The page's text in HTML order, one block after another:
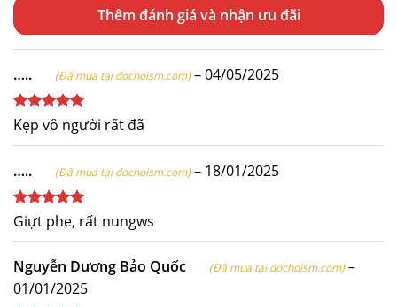
Thêm đánh giá
….. (Đã mua tại dochoism.com) –04/05/2025
Được xếp
hạng
sao
Kẹp vô người rất đã
….. (Đã mua tại dochoism.com) – 18/01/2025
Được xếp
hạng5
sao
Giựt phe, rất nungws
Nguyễn Dương Bảo Quốc (Đã mua tại dochoism.com) –
01/01/2025